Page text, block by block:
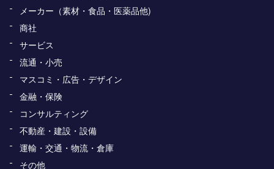
メーカー（素材・食品・医薬品他)
商社
サービス
流通・小売
マスコミ・広告・デザイン
金融・保険
コンサルティング
不動産・建設・設備
運輸・交通・物流・倉庫
その他